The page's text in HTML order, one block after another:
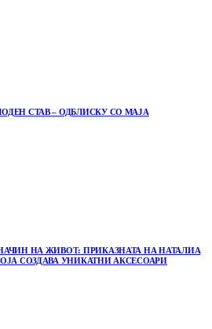
СТАВ – ОДБЛИСКУ СО МАЈА
НА ЖИВОТ: ПРИКАЗНАТА НА НАТАЛИА
СОЗДАВА УНИКАТНИ АКСЕСОАРИ